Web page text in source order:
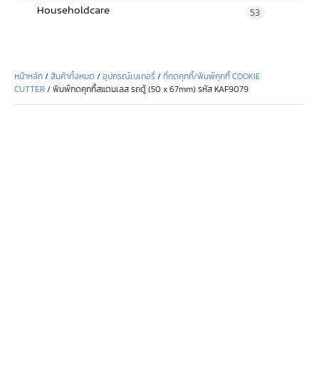
Householdcare 53
หน้าหลัก/สินค้าทั้งหมด /อุปกรณ์เบเกอรี่/ที่กดคุกกี้/พิมพ์คุกกี้ COOKIE
CUTTER/ พิมพ์กดคุกกี้สแตนเลส รถตู้ (50 x 67mm) รหัส KAF9079